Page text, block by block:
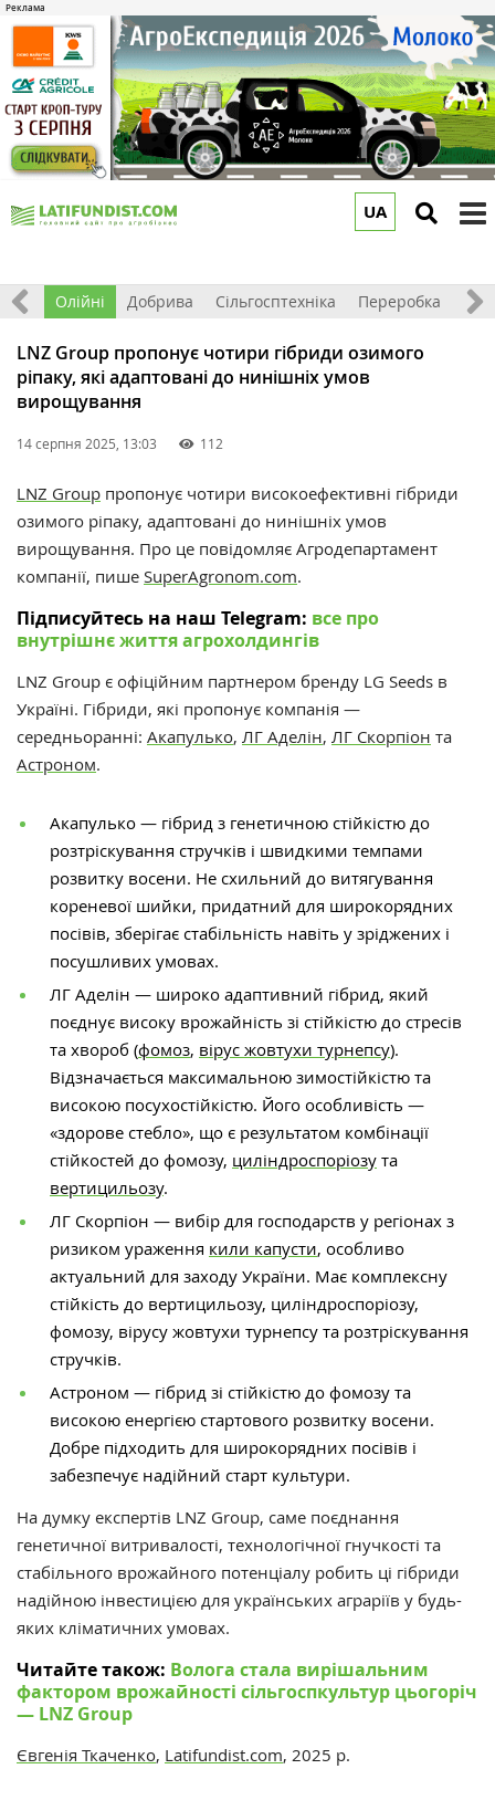
UA
Олійні Добрива Сільгосптехніка Переробка
LNZ Group пропонує чотири гібриди озимого
ріпаку, які адаптовані до нинішніх умов
вирощування
14 серпня 2025, 13:03 112
LNZ Group пропонує чотири високоефективні гібриди
озимого ріпаку, адаптовані до нинішніх умов
вирощування. Про це повідомляє Агродепартамент
компанії, пише SuperAgronom.com.
Підписуйтесь на наш Telegram: все про
внутрішнє життя агрохолдингів
LNZ Group є офіційним партнером бренду LG Seeds в
Україні. Гібриди, які пропонує компанія —
середньоранні: Акапулько, ЛГ Аделін, ЛГ Скорпіон та
Астроном.
Акапулько — гібрид з генетичною стійкістю до
розтріскування стручків і швидкими темпами
розвитку восени. Не схильний до витягування
кореневої шийки, придатний для широкорядних
посівів, зберігає стабільність навіть у зріджених і
посушливих умовах.
ЛГ Аделін — широко адаптивний гібрид, який
поєднує високу врожайність зі стійкістю до стресів
та хвороб (фомоз, вірус жовтухи турнепсу).
Відзначається максимальною зимостійкістю та
високою посухостійкістю. Його особливість —
«здорове стебло», що є результатом комбінації
стійкостей до фомозу, циліндроспоріозу та
вертицильозу.
ЛГ Скорпіон — вибір для господарств у регіонах з
ризиком ураження кили капусти, особливо
актуальний для заходу України. Має комплексну
стійкість до вертицильозу, циліндроспоріозу,
фомозу, вірусу жовтухи турнепсу та розтріскування
стручків.
Астроном — гібрид зі стійкістю до фомозу та
високою енергією стартового розвитку восени.
Добре підходить для широкорядних посівів і
забезпечує надійний старт культури.
На думку експертів LNZ Group, саме поєднання
генетичної витривалості, технологічної гнучкості та
стабільного врожайного потенціалу робить ці гібриди
надійною інвестицією для українських аграріїв у будь-
яких кліматичних умовах.
Читайте також: Волога стала вирішальним
фактором врожайності сільгоспкультур цьогоріч
— LNZ Group
Євгенія Ткаченко, Latifundist.com, 2025 р.